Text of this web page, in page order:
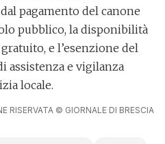
pagamento del canone
pubblico, la disponibilità
e l’esenzione del
assistenza e vigilanza
locale.
RISERVATA © GIORNALE DI BRESCIA